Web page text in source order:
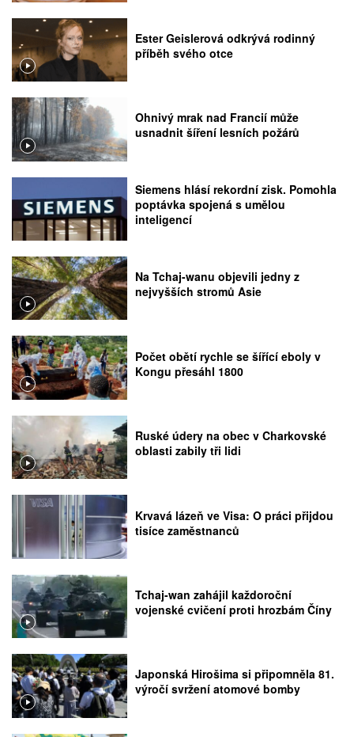
Ester Geislerová odkrývá rodinný
příběh svého otce
Ohnivý mrak nad Francií může
usnadnit šíření lesních požárů
Siemens hlásí rekordní zisk. Pomohla
poptávka spojená s umělou
inteligencí
Na Tchaj-wanu objevili jedny z
nejvyšších stromů Asie
Počet obětí rychle se šířící eboly v
Kongu přesáhl 1800
Ruské údery na obec v Charkovské
oblasti zabily tři lidi
Krvavá lázeň ve Visa: O práci přijdou
tisíce zaměstnanců
Tchaj-wan zahájil každoroční
vojenské cvičení proti hrozbám Číny
Japonská Hirošima si připomněla 81.
výročí svržení atomové bomby